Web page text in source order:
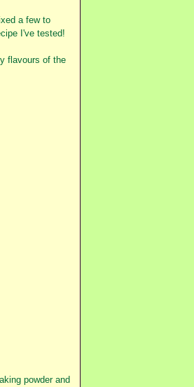
a few to
I've tested!
flavours of the
powder and